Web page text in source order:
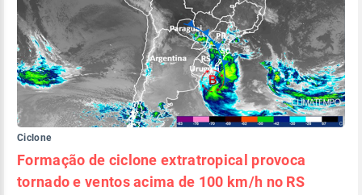
Ciclone
Formação de ciclone extratropical provoca
tornado e ventos acima de 100 km/h no RS